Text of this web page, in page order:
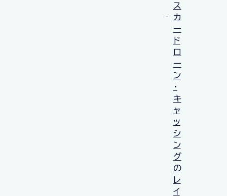
ス
カ
ー
ド
ロ
ー
ン
・
キ
ャ
ッ
シ
ン
グ
の
レ
イ